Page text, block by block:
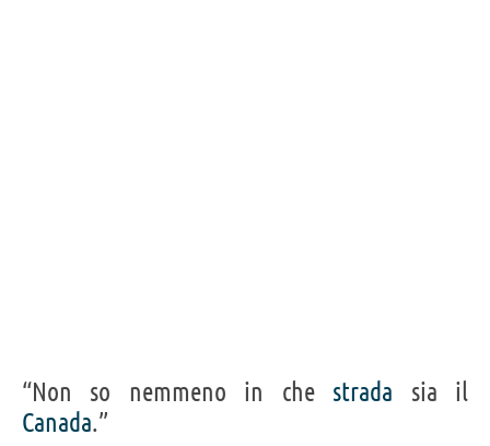
“Non so nemmeno in che strada sia il
Canada.”